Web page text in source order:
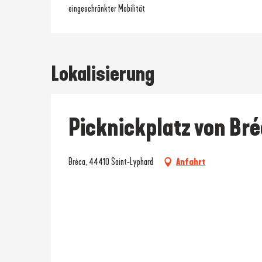
eingeschränkter Mobilität
Lokalisierung
Picknickplatz von
Bréca, 44410 Saint-Lyphard Anfahrt